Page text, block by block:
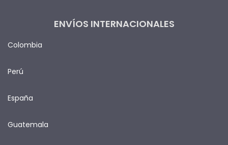
ENVÍOS INTERNACIONALES
Colombia
Perú
España
Guatemala